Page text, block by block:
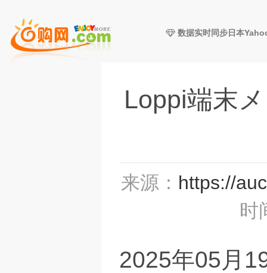
数据实时同步日本
Loppi端末
来源： https://
时
2025年05月